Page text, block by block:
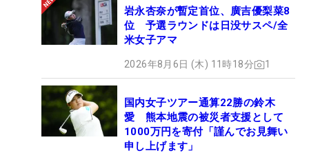
岩永杏奈が暫定首位、廣吉優梨菜8
位 予選ラウンドは日没サスペ/全
米女子アマ
2026年8月6日 (木) 11時18分 1
国内女子ツアー通算22勝の鈴木
愛 熊本地震の被災者支援として
1000万円を寄付「謹んでお見舞い
申し上げます」